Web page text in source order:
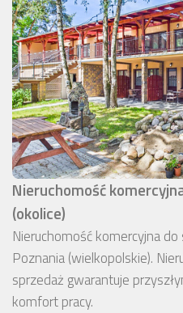
Nieruchomość
(okolice)
Nieruchomość komercyjna
Poznania (wielkopolskie).
sprzedaż gwarantuje
komfort pracy.